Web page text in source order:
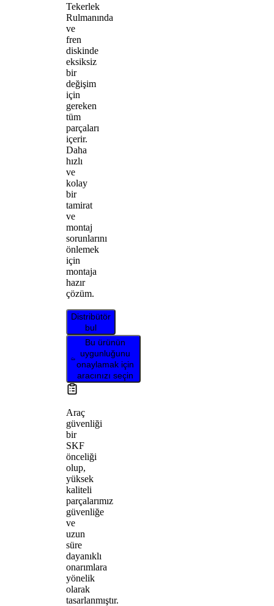
Tekerlek
Rulmanında
ve
fren
diskinde
eksiksiz
bir
değişim
için
gereken
tüm
parçaları
içerir.
Daha
hızlı
ve
kolay
bir
tamirat
ve
montaj
sorunlarını
önlemek
için
montaja
hazır
çözüm.
Distribütör
bul
Bu ürünün
uygunluğunu
onaylamak için
aracınızı seçin
Araç
güvenliği
bir
SKF
önceliği
olup,
yüksek
kaliteli
parçalarımız
güvenliğe
ve
uzun
süre
dayanıklı
onarımlara
yönelik
olarak
tasarlanmıştır.